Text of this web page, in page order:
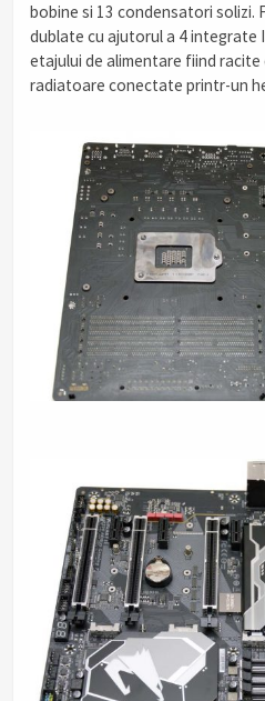
bobine si 13 condensatori solizi.
dublate cu ajutorul a 4 integrate
etajului de alimentare fiind
radiatoare conectate printr-un